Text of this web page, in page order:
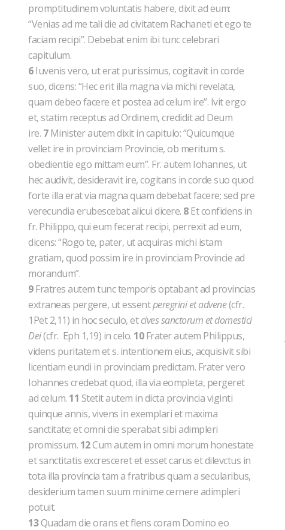
promptitudinem voluntatis habere, dixit ad eum:
“Venias ad me tali die ad civitatem Rachaneti et ego te
faciam recipi”. Debebat enim ibi tunc celebrari
capitulum.
6Iuvenis vero, ut erat purissimus, cogitavit in corde
suo, dicens: “Hec erit illa magna via michi revelata,
quam debeo facere et postea ad celum ire”. Ivit ergo
et, statim receptus ad Ordinem, credidit ad Deum
ire. 7Minister autem dixit in capitulo: “Quicumque
vellet ire in provinciam Provincie, ob meritum s.
obedientie ego mittam eum”. Fr. autem Iohannes, ut
hec audivit, desideravit ire, cogitans in corde suo quod
forte illa erat via magna quam debebat facere; sed pre
verecundia erubescebat alicui dicere. 8Et confidens in
fr. Philippo, qui eum fecerat recipi, perrexit ad eum,
dicens: “Rogo te, pater, ut acquiras michi istam
gratiam, quod possim ire in provinciam Provincie ad
morandum”.
9Fratres autem tunc temporis optabant ad provincias
extraneas pergere, ut essentperegrini et advene(cfr.
1Pet 2,11) in hoc seculo, etcives sanctorum et domestici
Dei(cfr. Eph 1,19) in celo. 10Frater autem Philippus,
videns puritatem et s. intentionem eius, acquisivit sibi
licentiam eundi in provinciam predictam. Frater vero
Iohannes credebat quod, illa via eompleta, pergeret
ad celum. 11 Stetit autem in dicta provincia viginti
quinque annis, vivens in exemplari et maxima
sanctitate; et omni die sperabat sibi adimpleri
promissum. 12Cum autem in omni morum honestate
et sanctitatis excresceret et esset carus et dilevctus in
tota illa província tam a fratribus quam a secularibus,
desiderium tamen suum minime cernere adimpleri
potuit.
13Quadam die orans et flens coram Domino eo